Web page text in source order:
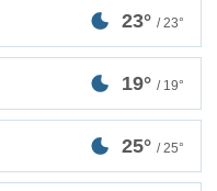
23° / 23°
19° / 19°
25° / 25°